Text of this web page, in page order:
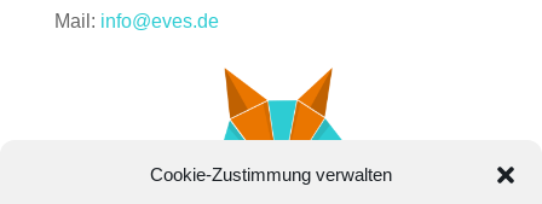
Cookie-Zustimmung verwalten
Mail: info@eves.de